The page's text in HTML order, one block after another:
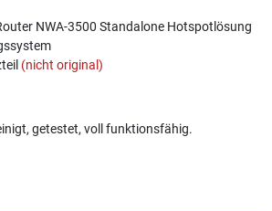
NWA-3500 Standalone Hotspotlösung
(nicht original)
getestet, voll funktionsfähig.